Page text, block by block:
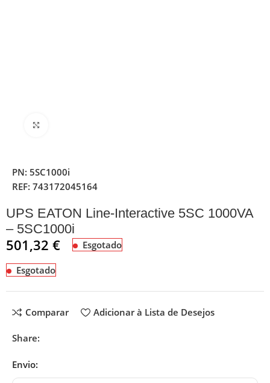
PN:5SC1000i
REF:743172045164
UPS EATON Line-Interactive 5SC 1000VA
– 5SC1000i
501,32€ Esgotado
Esgotado
Comparar Adicionar à Lista de Desejos
Share:
Envio: